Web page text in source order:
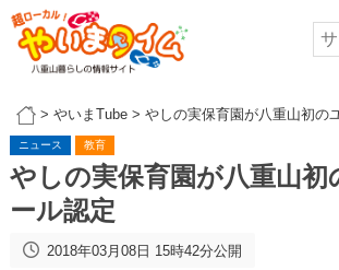
> やいまTube> やしの実保育園が八重山初の
ニュース 教育
やしの実保育園が八重山初
ール認定
2018年03月08日 15時42分公開